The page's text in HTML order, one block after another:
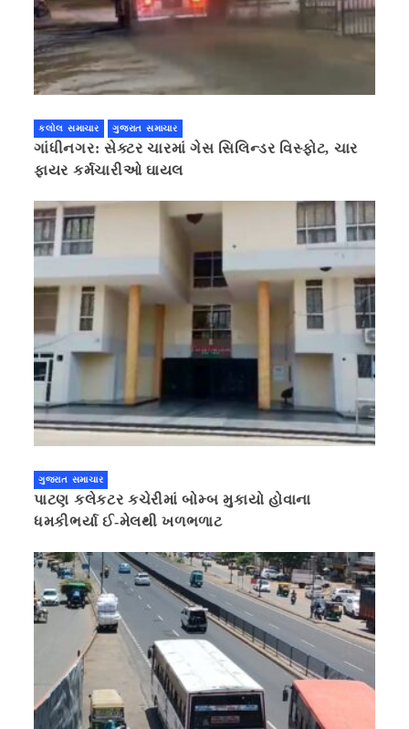
કલોલ સમાચાર ગુજરાત સમાચાર
ગાંધીનગર: સેક્ટર ચારમાં ગેસ સિલિન્ડર વિસ્ફોટ, ચાર
ફાયર કર્મચારીઓ ઘાયલ
ગુજરાત સમાચાર
પાટણ કલેકટર કચેરીમાં બોમ્બ મુકાયો હોવાના
ધમકીભર્યા ઈ-મેલથી ખળભળાટ